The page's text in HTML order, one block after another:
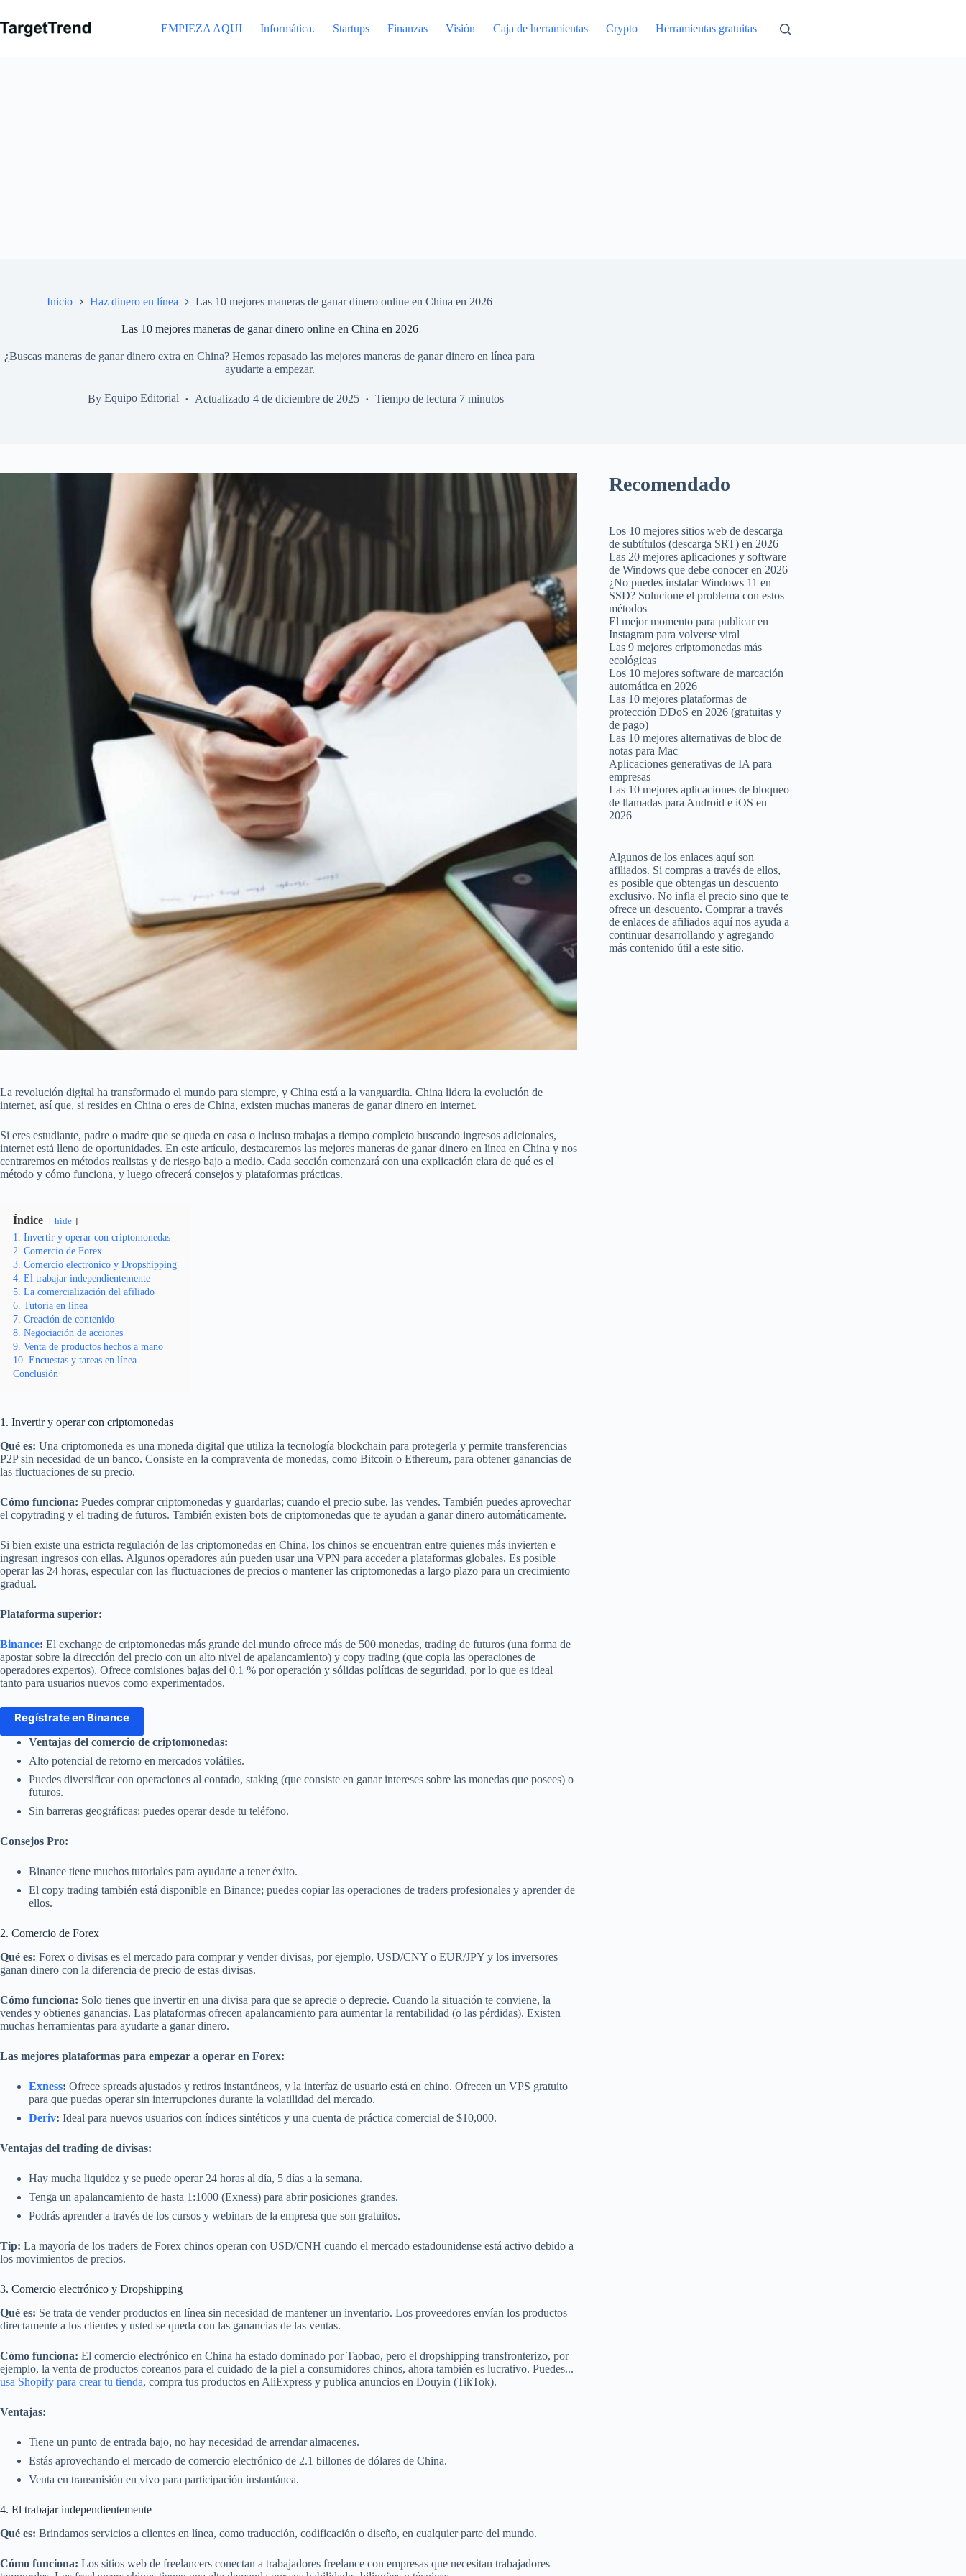
contenido
EMPIEZA AQUI Informática. Startups Finanzas Visión Caja de herramientas Crypto Herramientas gratuitas
Inicio Haz dinero en línea Las 10 mejores maneras de ganar dinero online en China en 2026
Las 10 mejores maneras de ganar dinero online en China en 2026
¿Buscas maneras de ganar dinero extra en China? Hemos repasado las mejores maneras de ganar dinero en línea para
ayudarte a empezar.
By Equipo Editorial Actualizado 4 de diciembre de 2025 Tiempo de lectura 7 minutos
La revolución digital ha transformado el mundo para siempre, y China está a la vanguardia. China lidera la evolución de
internet, así que, si resides en China o eres de China, existen muchas maneras de ganar dinero en internet.
Si eres estudiante, padre o madre que se queda en casa o incluso trabajas a tiempo completo buscando ingresos adicionales,
internet está lleno de oportunidades. En este artículo, destacaremos las mejores maneras de ganar dinero en línea en China y nos
centraremos en métodos realistas y de riesgo bajo a medio. Cada sección comenzará con una explicación clara de qué es el
método y cómo funciona, y luego ofrecerá consejos y plataformas prácticas.
Índice hide
1. Invertir y operar con criptomonedas
2. Comercio de Forex
3. Comercio electrónico y Dropshipping
4. El trabajar independientemente
5. La comercialización del afiliado
6. Tutoría en línea
7. Creación de contenido
8. Negociación de acciones
9. Venta de productos hechos a mano
10. Encuestas y tareas en línea
Conclusión
1. Invertir y operar con criptomonedas
Qué es: Una criptomoneda es una moneda digital que utiliza la tecnología blockchain para protegerla y permite transferencias
P2P sin necesidad de un banco. Consiste en la compraventa de monedas, como Bitcoin o Ethereum, para obtener ganancias de
las fluctuaciones de su precio.
Cómo funciona: Puedes comprar criptomonedas y guardarlas; cuando el precio sube, las vendes. También puedes aprovechar
el copytrading y el trading de futuros. También existen bots de criptomonedas que te ayudan a ganar dinero automáticamente.
Si bien existe una estricta regulación de las criptomonedas en China, los chinos se encuentran entre quienes más invierten e
ingresan ingresos con ellas. Algunos operadores aún pueden usar una VPN para acceder a plataformas globales. Es posible
operar las 24 horas, especular con las fluctuaciones de precios o mantener las criptomonedas a largo plazo para un crecimiento
gradual.
Plataforma superior:
Binance: El exchange de criptomonedas más grande del mundo ofrece más de 500 monedas, trading de futuros (una forma de
apostar sobre la dirección del precio con un alto nivel de apalancamiento) y copy trading (que copia las operaciones de
operadores expertos). Ofrece comisiones bajas del 0.1 % por operación y sólidas políticas de seguridad, por lo que es ideal
tanto para usuarios nuevos como experimentados.
Regístrate en Binance
Ventajas del comercio de criptomonedas:
Alto potencial de retorno en mercados volátiles.
Puedes diversificar con operaciones al contado, staking (que consiste en ganar intereses sobre las monedas que posees) o
futuros.
Sin barreras geográficas: puedes operar desde tu teléfono.
Consejos Pro:
Binance tiene muchos tutoriales para ayudarte a tener éxito.
El copy trading también está disponible en Binance; puedes copiar las operaciones de traders profesionales y aprender de
ellos.
2. Comercio de Forex
Qué es: Forex o divisas es el mercado para comprar y vender divisas, por ejemplo, USD/CNY o EUR/JPY y los inversores
ganan dinero con la diferencia de precio de estas divisas.
Cómo funciona: Solo tienes que invertir en una divisa para que se aprecie o deprecie. Cuando la situación te conviene, la
vendes y obtienes ganancias. Las plataformas ofrecen apalancamiento para aumentar la rentabilidad (o las pérdidas). Existen
muchas herramientas para ayudarte a ganar dinero.
Las mejores plataformas para empezar a operar en Forex:
Exness: Ofrece spreads ajustados y retiros instantáneos, y la interfaz de usuario está en chino. Ofrecen un VPS gratuito
para que puedas operar sin interrupciones durante la volatilidad del mercado.
Deriv: Ideal para nuevos usuarios con índices sintéticos y una cuenta de práctica comercial de $10,000.
Ventajas del trading de divisas:
Hay mucha liquidez y se puede operar 24 horas al día, 5 días a la semana.
Tenga un apalancamiento de hasta 1:1000 (Exness) para abrir posiciones grandes.
Podrás aprender a través de los cursos y webinars de la empresa que son gratuitos.
Tip: La mayoría de los traders de Forex chinos operan con USD/CNH cuando el mercado estadounidense está activo debido a
los movimientos de precios.
3. Comercio electrónico y Dropshipping
Qué es: Se trata de vender productos en línea sin necesidad de mantener un inventario. Los proveedores envían los productos
directamente a los clientes y usted se queda con las ganancias de las ventas.
Cómo funciona: El comercio electrónico en China ha estado dominado por Taobao, pero el dropshipping transfronterizo, por
ejemplo, la venta de productos coreanos para el cuidado de la piel a consumidores chinos, ahora también es lucrativo. Puedes...
usa Shopify para crear tu tienda, compra tus productos en AliExpress y publica anuncios en Douyin (TikTok).
Ventajas:
Tiene un punto de entrada bajo, no hay necesidad de arrendar almacenes.
Estás aprovechando el mercado de comercio electrónico de 2.1 billones de dólares de China.
Venta en transmisión en vivo para participación instantánea.
4. El trabajar independientemente
Qué es: Brindamos servicios a clientes en línea, como traducción, codificación o diseño, en cualquier parte del mundo.
Cómo funciona: Los sitios web de freelancers conectan a trabajadores freelance con empresas que necesitan trabajadores
Recomendado
Los 10 mejores sitios web de descarga
de subtítulos (descarga SRT) en 2026
Las 20 mejores aplicaciones y software
de Windows que debe conocer en 2026
¿No puedes instalar Windows 11 en
SSD? Solucione el problema con estos
métodos
El mejor momento para publicar en
Instagram para volverse viral
Las 9 mejores criptomonedas más
ecológicas
Los 10 mejores software de marcación
automática en 2026
Las 10 mejores plataformas de
protección DDoS en 2026 (gratuitas y
de pago)
Las 10 mejores alternativas de bloc de
notas para Mac
Aplicaciones generativas de IA para
empresas
Las 10 mejores aplicaciones de bloqueo
de llamadas para Android e iOS en
2026
Algunos de los enlaces aquí son
afiliados. Si compras a través de ellos,
es posible que obtengas un descuento
exclusivo. No infla el precio sino que te
ofrece un descuento. Comprar a través
de enlaces de afiliados aquí nos ayuda a
continuar desarrollando y agregando
más contenido útil a este sitio.